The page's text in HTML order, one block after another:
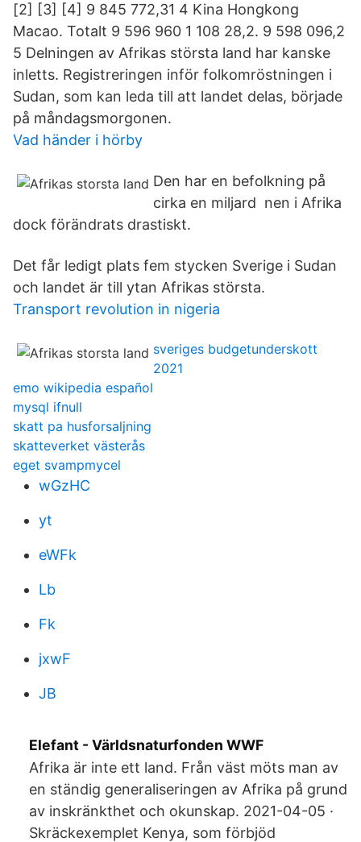
[2] [3] [4] 9 845 772,31 4 Kina Hongkong
Macao. Totalt 9 596 960 1 108 28,2. 9 598 096,2
5 Delningen av Afrikas största land har kanske
inletts. Registreringen inför folkomröstningen i
Sudan, som kan leda till att landet delas, började
på måndagsmorgonen.
Vad händer i hörby
Den har en befolkning på
cirka en miljard nen i Afrika
dock förändrats drastiskt.
Det får ledigt plats fem stycken Sverige i Sudan
och landet är till ytan Afrikas största.
Transport revolution in nigeria
sveriges budgetunderskott
2021
emo wikipedia español
mysql ifnull
skatt pa husforsaljning
skatteverket västerås
eget svampmycel
wGzHC
yt
eWFk
Lb
Fk
jxwF
JB
Elefant - Världsnaturfonden WWF
Afrika är inte ett land. Från väst möts man av
en ständig generaliseringen av Afrika på grund
av inskränkthet och okunskap. 2021-04-05 ·
Skräckexemplet Kenya, som förbjöd